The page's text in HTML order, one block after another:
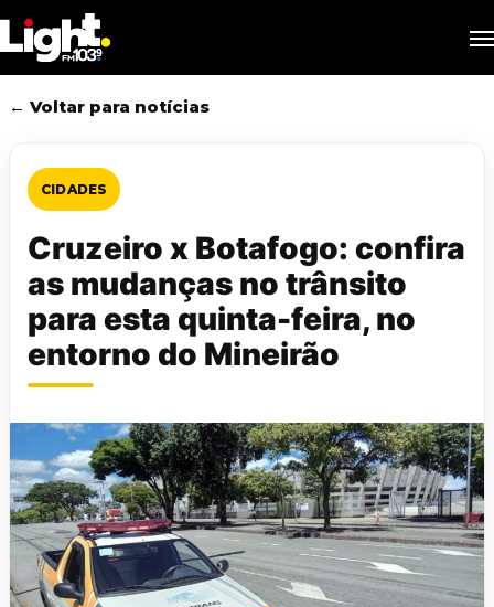
to
main
content
← Voltar para notícias
CIDADES
Cruzeiro x Botafogo: confira
as mudanças no trânsito
para esta quinta-feira, no
entorno do Mineirão